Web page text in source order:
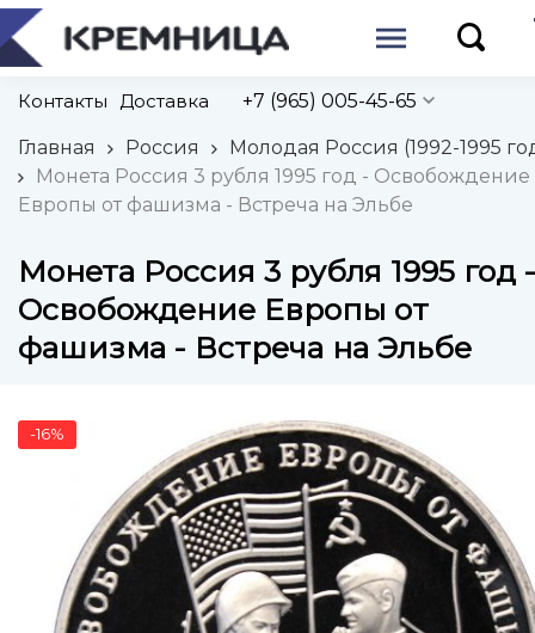
Контакты Доставка +7 (965) 005-45-65
Главная Россия
Молодая Россия (1992-1995
Монета Россия 3 рубля 1995 год - Освобождение
Европы от фашизма - Встреча на Эльбе
Монета Россия 3 рубля 1995 год -
Освобождение Европы от
фашизма - Встреча на Эльбе
-16%